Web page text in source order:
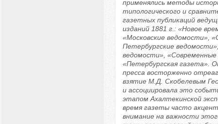
применялись методы
типологического и
газетных публикаций
изданий 1881 г.: «Новое
«Московские ведомости»,
Петербургские
ведомости», «Современные
«Петербургская газета».
пресса восторженно
взятие М.Д. Скобелевым
и ассоциировала это
этапом Ахалтекинской
время газеты часто
внимание на важности